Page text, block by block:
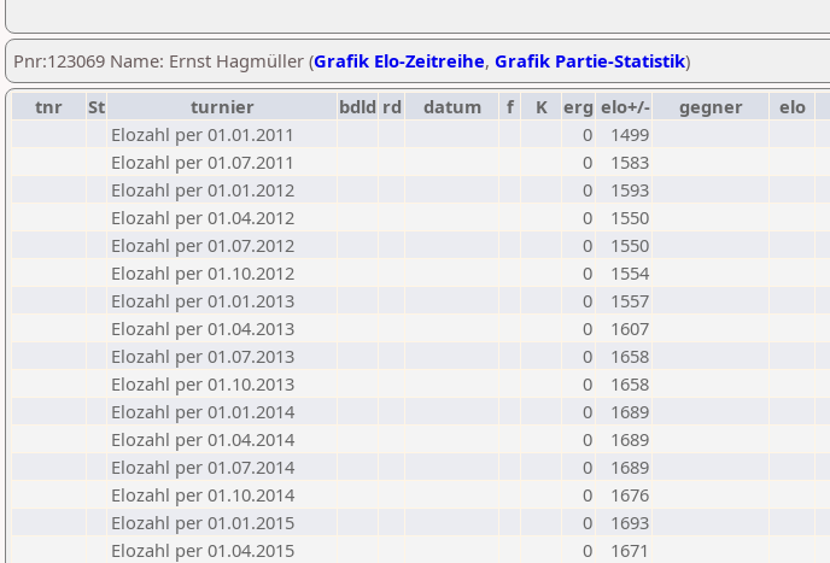
Pnr:123069 Name: Ernst Hagmüller (Grafik Elo-Zeitreihe, Grafik Partie-Statistik)
tnr
St turnier bdld rd datum f K erg elo+/- gegner elo
Elozahl per 01.01.2011
0
1499
Elozahl per 01.07.2011
0
1583
Elozahl per 01.01.2012
0
1593
Elozahl per 01.04.2012
0
1550
Elozahl per 01.07.2012
0
1550
Elozahl per 01.10.2012
0
1554
Elozahl per 01.01.2013
0
1557
Elozahl per 01.04.2013
0
1607
Elozahl per 01.07.2013
0
1658
Elozahl per 01.10.2013
0
1658
Elozahl per 01.01.2014
0
1689
Elozahl per 01.04.2014
0
1689
Elozahl per 01.07.2014
0
1689
Elozahl per 01.10.2014
0
1676
Elozahl per 01.01.2015
0
1693
Elozahl per 01.04.2015
0
1671